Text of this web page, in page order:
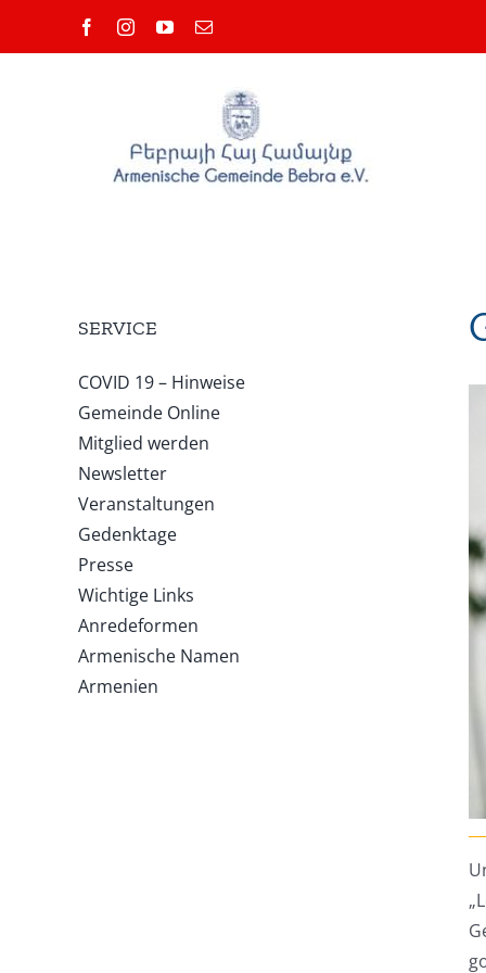
FacebookInstagramYouTube
E-
SERVICE
COVID 19 – Hinweise
Gemeinde Online
Mitglied werden
Newsletter
Veranstaltungen
Gedenktage
Presse
Wichtige Links
Anredeformen
Armenische Namen
Armenien